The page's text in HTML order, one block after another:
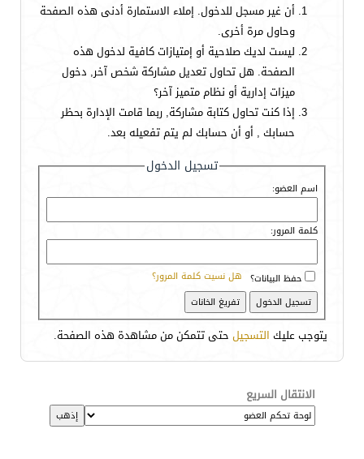
أن غير مسجل للدخول. إملاء الاستمارة أدنى هذه الصفحة
وحاول مرة أخرى.
ليست لديك صلاحية أو إمتيازات كافية لدخول هذه
الصفحة. هل تحاول تعديل مشاركة شخص آخر, دخول
ميزات إدارية أو نظام متميز آخر؟
إذا كنت تحاول كتابة مشاركة, ربما قامت الإدارة بحظر
حسابك , أو أن حسابك لم يتم تفعيله بعد.
تسجيل الدخول
اسم العضو:
كلمة المرور:
هل نسيت كلمة المرور؟ حفظ البيانات؟
يتوجب عليك التسجيل حتى تتمكن من مشاهدة هذه الصفحة.
الانتقال السريع